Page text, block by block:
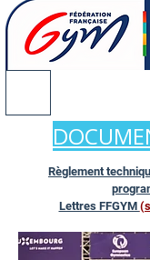
Règlement
Lettres FFGYM